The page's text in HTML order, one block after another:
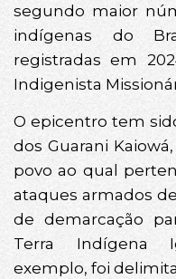
segundo maior
indígenas do
registradas em
Indigenista
O epicentro tem
dos Guarani
povo ao qual
ataques armados
de demarcação
Terra Indígena
exemplo, foi